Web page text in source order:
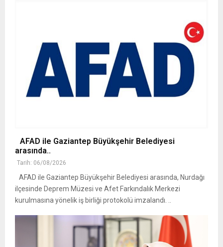
AFAD ile Gaziantep Büyükşehir Belediyesi
arasında..
Tarih: 06/08/2026
AFAD ile Gaziantep Büyükşehir Belediyesi arasında, Nurdağı
ilçesinde Deprem Müzesi ve Afet Farkındalık Merkezi
kurulmasına yönelik iş birliği protokolü imzalandı. ..